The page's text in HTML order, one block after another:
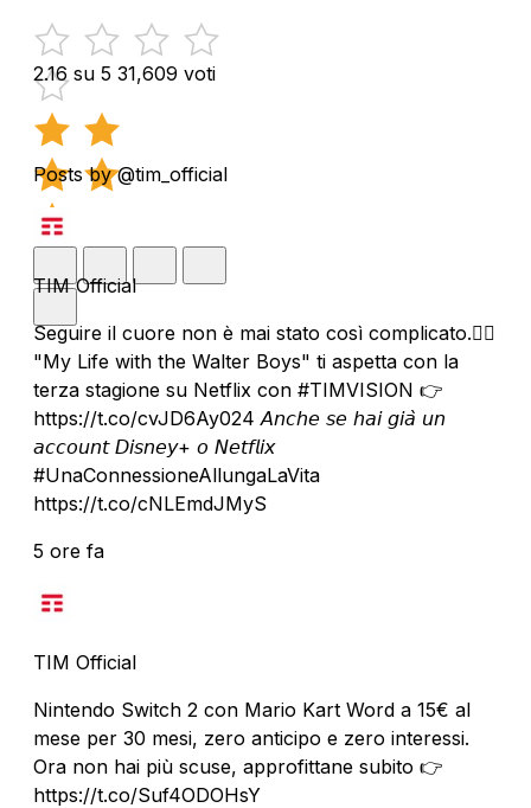
2.16 su 5 31,609 voti
Posts by @tim_official
TIM Official
Seguire il cuore non è mai stato così complicato.❤️‍🔥
"My Life with the Walter Boys" ti aspetta con la
terza stagione su Netflix con #TIMVISION 👉
https://t.co/cvJD6Ay024 𝘈𝘯𝘤𝘩𝘦 𝘴𝘦 𝘩𝘢𝘪 𝘨𝘪𝘢̀ 𝘶𝘯
𝘢𝘤𝘤𝘰𝘶𝘯𝘵 𝘋𝘪𝘴𝘯𝘦𝘺+ 𝘰 𝘕𝘦𝘵𝘧𝘭𝘪𝘹
#UnaConnessioneAllungaLaVita
https://t.co/cNLEmdJMyS
5 ore fa
TIM Official
Nintendo Switch 2 con Mario Kart Word a 15€ al
mese per 30 mesi, zero anticipo e zero interessi.
Ora non hai più scuse, approfittane subito 👉
https://t.co/Suf4ODOHsY